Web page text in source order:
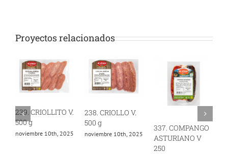
Proyectos relacionados
239. CRIOLLITO V.
500 g
noviembre 10th, 2025
238. CRIOLLO V.
500 g
noviembre 10th, 2025
337. COMPANGO
ASTURIANO V
250